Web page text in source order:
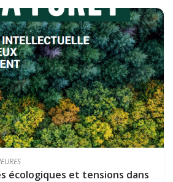
écologiques et tensions dans